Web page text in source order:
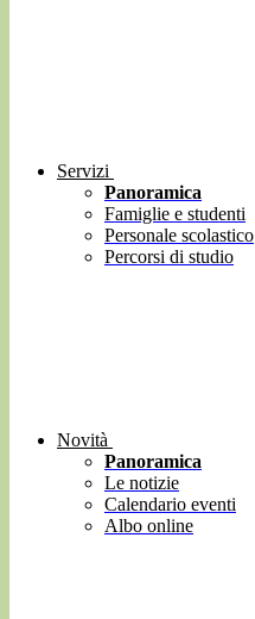
Servizi
Panoramica
Famiglie e studenti
Personale scolastico
Percorsi di studio
Novità
Panoramica
Le notizie
Calendario eventi
Albo online